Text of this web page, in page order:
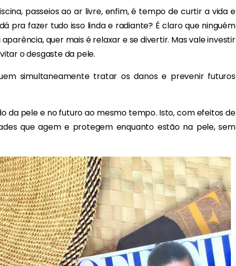
passeios ao ar livre, enfim, é tempo de curtir a vida e
pra fazer tudo isso linda e radiante? É claro que ninguém
quer mais é relaxar e se divertir. Mas vale investir
o desgaste da pele.
simultaneamente tratar os danos e prevenir futuros
da pele e no futuro ao mesmo tempo. Isto, com efeitos de
que agem e protegem enquanto estão na pele, sem